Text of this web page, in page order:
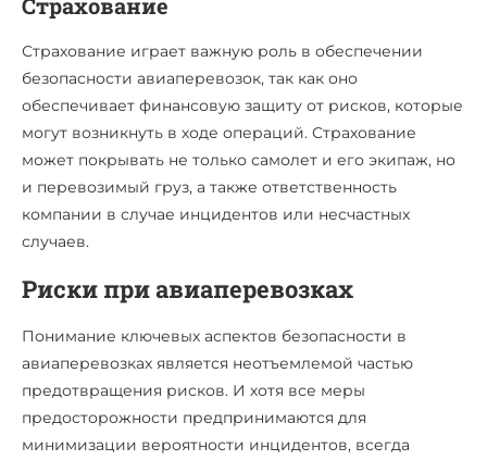
Страхование играет важную роль в обеспечении
безопасности авиаперевозок, так как оно
обеспечивает финансовую защиту от рисков, которые
могут возникнуть в ходе операций. Страхование
может покрывать не только самолет и его экипаж, но
и перевозимый груз, а также ответственность
компании в случае инцидентов или несчастных
случаев.
Риски при авиаперевозках
Понимание ключевых аспектов безопасности в
авиаперевозках является неотъемлемой частью
предотвращения рисков. И хотя все меры
предосторожности предпринимаются для
минимизации вероятности инцидентов, всегда